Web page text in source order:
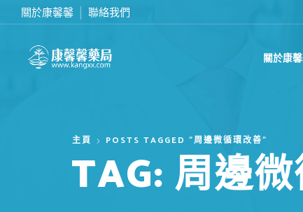
關於康馨馨 聯絡我們
關於康
主頁 POSTS TAGGED "周邊微循環改善"
TAG: 周邊